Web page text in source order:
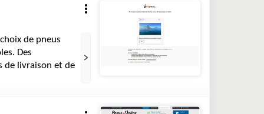
de pneus
Des
de livraison et de